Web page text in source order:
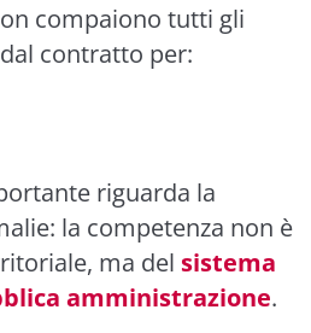
compaiono tutti gli
contratto per:
riguarda la
la competenza non è
ma del sistema
amministrazione.